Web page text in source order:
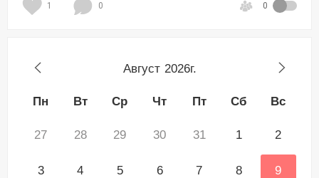
1 0 0
Август 2026г.
Пн Вт Ср Чт Пт Сб Вс
27 28 29 30 31 1 2
3 4 5 6 7 8 9